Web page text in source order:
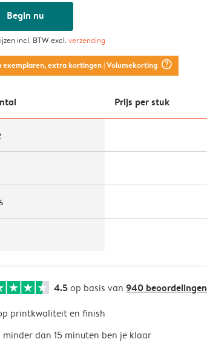
Begin nu
incl. BTW excl.verzending
exemplaren, extra kortingen| Volumekorting question_mark_circle
Prijs per stuk
4.5op basis van 940 beoordelingen
printkwaliteit en finish
minder dan 15 minuten ben je klaar